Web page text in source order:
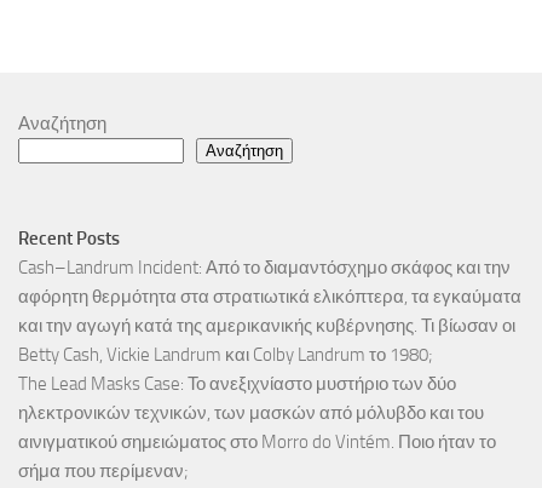
Αναζήτηση
Αναζήτηση
Recent Posts
Cash–Landrum Incident: Από το διαμαντόσχημο σκάφος και την
αφόρητη θερμότητα στα στρατιωτικά ελικόπτερα, τα εγκαύματα
και την αγωγή κατά της αμερικανικής κυβέρνησης. Τι βίωσαν οι
Betty Cash, Vickie Landrum και Colby Landrum το 1980;
The Lead Masks Case: Το ανεξιχνίαστο μυστήριο των δύο
ηλεκτρονικών τεχνικών, των μασκών από μόλυβδο και του
αινιγματικού σημειώματος στο Morro do Vintém. Ποιο ήταν το
σήμα που περίμεναν;